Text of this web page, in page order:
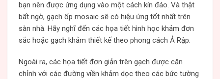
bạn nên được ứng dụng vào một cách kín đáo. Và thật
bất ngờ, gạch ốp mosaic sẽ có hiệu ứng tốt nhất trên
sàn nhà. Hãy nghĩ đến các họa tiết hình học khảm đơn
sắc hoặc gạch khảm thiết kế theo phong cách Ả Rập.
Ngoài ra, các họa tiết đơn giản trên gạch được căn
chỉnh với các đường viền khảm dọc theo các bức tường